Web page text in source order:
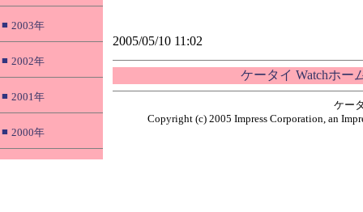
■ 2003年
■ 2002年
■ 2001年
■ 2000年
2005/05/10 11:02
ケータイ Watchホー
ケー
Copyright (c) 2005 Impress Corporation, an